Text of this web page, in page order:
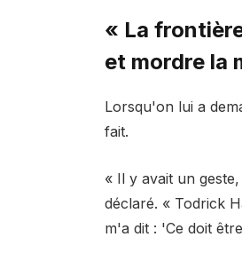
« La
et mordre la
Lorsqu'on lui a
fait.
« Il y avait un
déclaré. « Todrick
m'a dit : 'Ce doit